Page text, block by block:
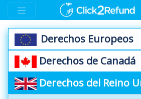
Derechos Europeos
Derechos de Canadá
Derechos del Reino